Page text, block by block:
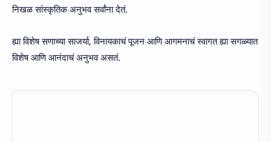
निखळ सांस्कृतिक अनुभव सर्वांना देतं.
ह्या विशेष सणाच्या साजर्या, विनायकाचं पूजन आणि आगमनाचं स्वागत ह्या सगळ्यात
विशेष आणि आनंदाचं अनुभव असतं.